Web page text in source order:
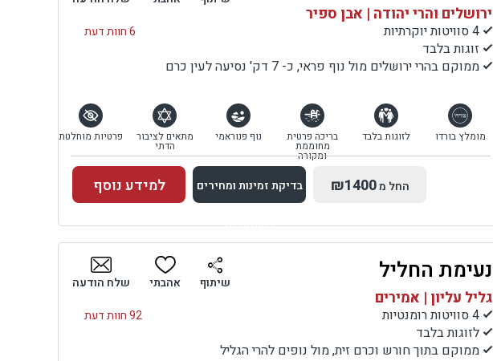
ירושלים והרי יהודה | אבן ספיר
6 חוות דעת
4 סוויטות יוקרתיות
זוגות בלבד
ממוקם בהרי ירושלים מול נוף פראי, כ- 7 דק' נסיעה לעין כרם
מומלץ בורדו לזוגות בלבד בריכה פרטית
מחוממת
ומקורה
נוף פנוראמי מתאים לציבור
הדתי
פרטיות מוחלטת
החל מ₪1400 בדיקת זמינות ומחירים
למתחם זה
בדיקת זמינות ומחירים
למידע נוסף
נעימת החליל
גליל עליון | אמירים
92 חוות דעת
4 סוויטות רומנטיות
לזוגות בלבד
ממוקם בתוך חורש וכרם זית, מול נופים להרי הגליל
שיתוף אהבתי שלח הודעה